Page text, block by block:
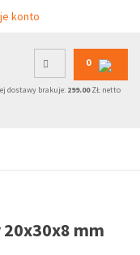
konto
0
dostawy brakuje: 299.00ZŁ netto
mm